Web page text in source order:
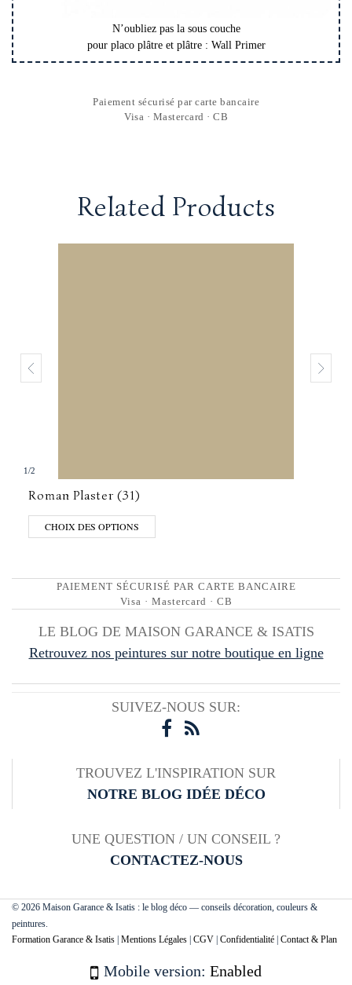
N’oubliez pas la sous couche
pour placo plâtre et plâtre : Wall Primer
Paiement sécurisé par carte bancaire
Visa · Mastercard · CB
Related Products
1/2
Roman Plaster (31)
CHOIX DES OPTIONS
PAIEMENT SÉCURISÉ PAR CARTE BANCAIRE
Visa · Mastercard · CB
LE BLOG DE MAISON GARANCE & ISATIS
Retrouvez nos peintures sur notre boutique en ligne
SUIVEZ-NOUS SUR:
TROUVEZ L'INSPIRATION SUR
NOTRE BLOG IDÉE DÉCO
UNE QUESTION / UN CONSEIL ?
CONTACTEZ-NOUS
© 2026 Maison Garance & Isatis : le blog déco — conseils décoration, couleurs &
peintures.
Formation Garance & Isatis | Mentions Légales | CGV | Confidentialité | Contact & Plan
Mobile version: Enabled